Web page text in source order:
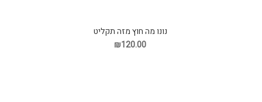
נונו מה חוץ מזה תקליט
₪120.00